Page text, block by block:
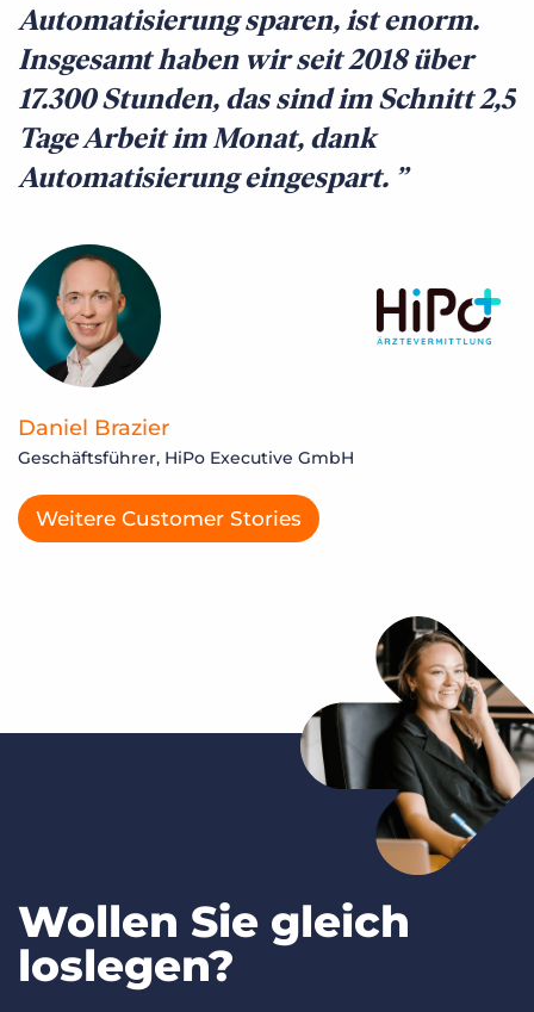
Automatisierung sparen, ist enorm.
Insgesamt haben wir seit 2018 über
17.300 Stunden, das sind im Schnitt 2,5
Tage Arbeit im Monat, dank
Automatisierung eingespart.
Daniel Brazier
Geschäftsführer, HiPo Executive GmbH
Weitere Customer Stories
Wollen Sie gleich
loslegen?